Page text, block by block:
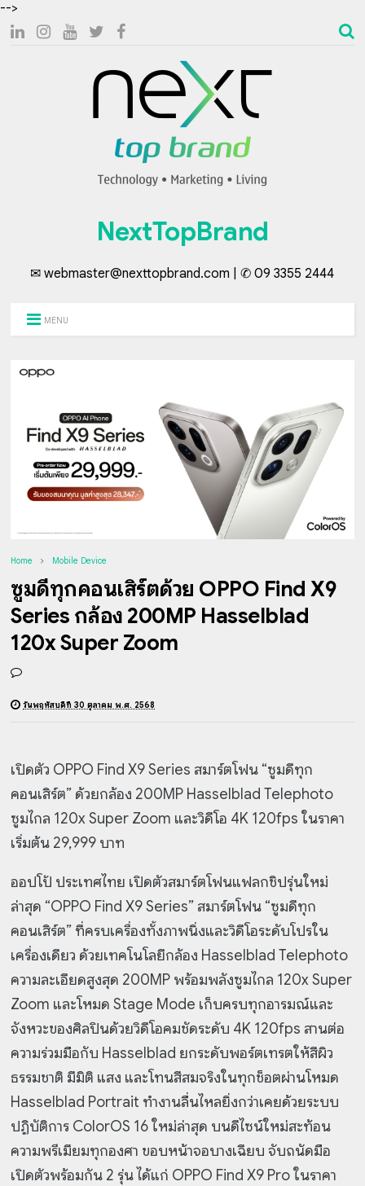
-->
NextTopBrand
✉ webmaster@nexttopbrand.com | ✆ 09 3355 2444
MENU
Home Mobile Device
ซูมดีทุกคอนเสิร์ตด้วย OPPO Find X9
Series กล้อง 200MP Hasselblad
120x Super Zoom
วันพฤหัสบดีที่ 30 ตุลาคม พ.ศ. 2568
เปิดตัว OPPO Find X9 Series สมาร์ตโฟน “ซูมดีทุก
คอนเสิร์ต” ด้วยกล้อง 200MP Hasselblad Telephoto
ซูมไกล 120x Super Zoom และวิดีโอ 4K 120fps ในราคา
เริ่มต้น 29,999 บาท
ออปโป้ ประเทศไทย เปิดตัวสมาร์ตโฟนแฟลกชิปรุ่นใหม่
ล่าสุด “OPPO Find X9 Series” สมาร์ตโฟน “ซูมดีทุก
คอนเสิร์ต” ที่ครบเครื่องทั้งภาพนิ่งและวิดีโอระดับโปรใน
เครื่องเดียว ด้วยเทคโนโลยีกล้อง Hasselblad Telephoto
ความละเอียดสูงสุด 200MP พร้อมพลังซูมไกล 120x Super
Zoom และโหมด Stage Mode เก็บครบทุกอารมณ์และ
จังหวะของศิลปินด้วยวิดีโอคมชัดระดับ 4K 120fps สานต่อ
ความร่วมมือกับ Hasselblad ยกระดับพอร์ตเทรตให้สีผิว
ธรรมชาติ มีมิติ แสง และโทนสีสมจริงในทุกช็อตผ่านโหมด
Hasselblad Portrait ทำงานลื่นไหลยิ่งกว่าเคยด้วยระบบ
ปฏิบัติการ ColorOS 16 ใหม่ล่าสุด บนดีไซน์ใหม่สะท้อน
ความพรีเมียมทุกองศา ขอบหน้าจอบางเฉียบ จับถนัดมือ
เปิดตัวพร้อมกัน 2 รุ่น ได้แก่ OPPO Find X9 Pro ในราคา